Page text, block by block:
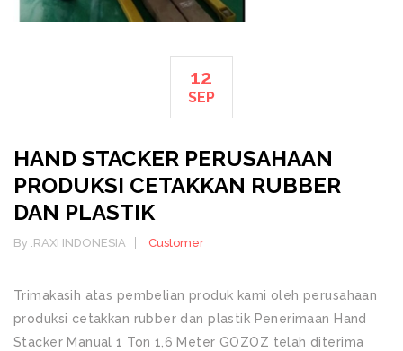
12
SEP
HAND STACKER PERUSAHAAN
PRODUKSI CETAKKAN RUBBER
DAN PLASTIK
By :RAXI INDONESIA Customer
Trimakasih atas pembelian produk kami oleh perusahaan
produksi cetakkan rubber dan plastik Penerimaan Hand
Stacker Manual 1 Ton 1,6 Meter GOZOZ telah diterima